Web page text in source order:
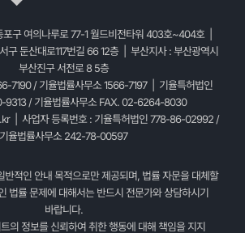
포구 여의나루로 77-1 월드비전타워 403호~404호 |
구 둔산대로117번길 66 12층 | 부산지사 : 부산광역시
부산진구 서전로 8 5층
7190 / 기율법률사무소 1566-7197 | 기율특허법인
9313 / 기율법률사무소 FAX. 02-6264-8030
| 사업자 등록번호 : 기율특허법인 778-86-02992 /
기율법률사무소 242-78-00597
반적인 안내 목적으로만 제공되며, 법률 자문을 대체할
법률 문제에 대해서는 반드시 전문가와 상담하시기
바랍니다.
의 정보를 신뢰하여 취한 행동에 대해 책임을 지지